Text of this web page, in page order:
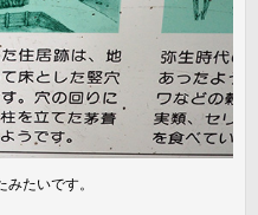
たいです。